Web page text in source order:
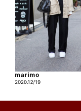
marimo
2020.12/19